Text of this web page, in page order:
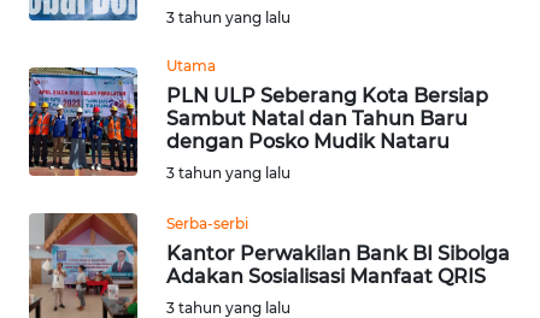
3 tahun yang lalu
Utama
PLN ULP Seberang Kota Bersiap
Sambut Natal dan Tahun Baru
dengan Posko Mudik Nataru
3 tahun yang lalu
Serba-serbi
Kantor Perwakilan Bank BI Sibolga
Adakan Sosialisasi Manfaat QRIS
3 tahun yang lalu
LABUHANBATU
WN
TAPANULI
TENGAH
WN DELI
SERDANG